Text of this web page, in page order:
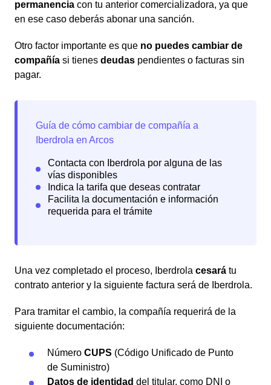
permanencia con tu anterior comercializadora, ya que
en ese caso deberás abonar una sanción.
Otro factor importante es que no puedes cambiar de
compañía si tienes deudas pendientes o facturas sin
pagar.
Una vez completado el proceso, Iberdrola cesará tu
contrato anterior y la siguiente factura será de Iberdrola.
Para tramitar el cambio, la compañía requerirá de la
siguiente documentación:
Número CUPS (Código Unificado de Punto
de Suministro)
Datos de identidad del titular, como DNI o